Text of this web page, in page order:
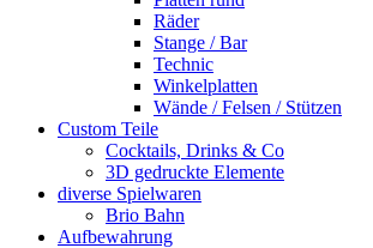
Räder
Stange / Bar
Technic
Winkelplatten
Wände / Felsen / Stützen
Custom Teile
Cocktails, Drinks & Co
3D gedruckte Elemente
diverse Spielwaren
Brio Bahn
Aufbewahrung